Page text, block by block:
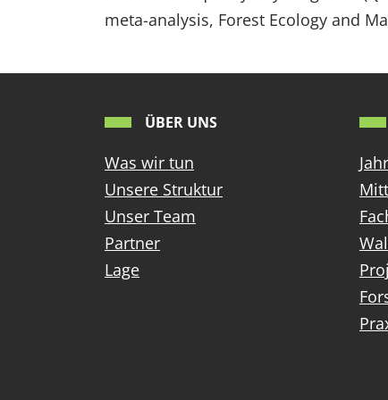
meta-analysis, Forest Ecology and
ÜBER UNS
Was wir tun
Unsere Struktur
Unser Team
Partner
Lage